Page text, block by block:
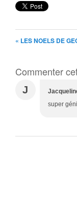
« LES NOELS DE
Commenter
J
super